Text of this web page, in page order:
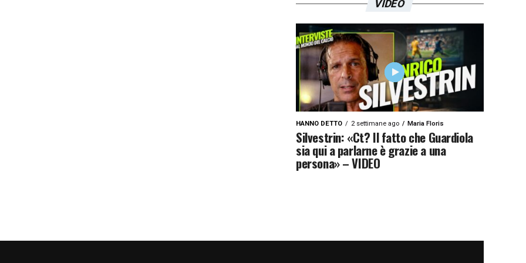
VIDEO
HANNO DETTO 2 settimane ago Maria Floris
Silvestrin: «Ct? Il fatto che Guardiola
sia qui a parlarne è grazie a una
persona» – VIDEO